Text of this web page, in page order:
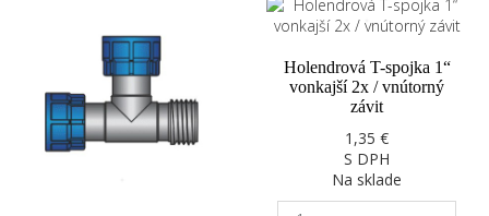
Holendrová T-spojka 1“
vonkajší 2x / vnútorný
závit
1,35 €
S DPH
Na sklade